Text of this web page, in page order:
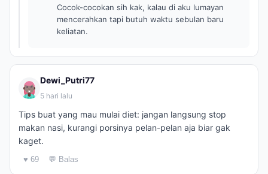
Cocok-cocokan sih kak, kalau di aku lumayan
mencerahkan tapi butuh waktu sebulan baru
keliatan.
Dewi_Putri77
5 hari lalu
Tips buat yang mau mulai diet: jangan langsung stop
makan nasi, kurangi porsinya pelan-pelan aja biar gak
kaget.
♥ 69 💬 Balas